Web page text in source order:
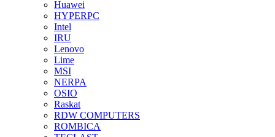
Huawei
HYPERPC
Intel
IRU
Lenovo
Lime
MSI
NERPA
OSIO
Raskat
RDW COMPUTERS
ROMBICA